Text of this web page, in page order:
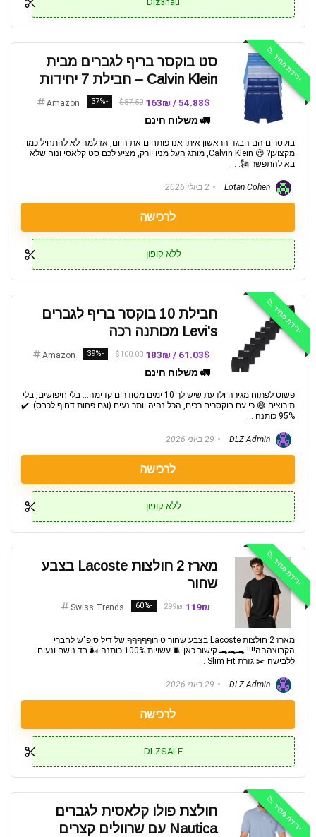
ירידת מחיר 📉
סט בוקסר בריף לגברים מבית
Calvin Klein – חבילת 7 יחידות
54.88$ / 163₪
$87.50
-37%
Amazon
🚛 משלוח חינם
בוקסרים הם הבגד הראשון איתו אנו פותחים את היום, אז למה לא להתחיל כמו
מקצוען? 😉 Calvin Klein, מותג העל מניו יורק, מציע לכם סט קלאסי ונוח שלא
בא להתפשר 🗽. ...
2 ביולי 2026
לרכישה
ללא קופון
ירידת מחיר 📉
חבילת 10 בוקסר בריף לגברים
Levi's מכותנה רכה
61.03$ / 183₪
$100.00
-39%
Amazon
🚛 משלוח חינם
פשוט לפתוח מגירה ולדעת שיש לך 10 ימים מסודרים קדימה... בלי חיפושים, בלי
תירוצים 😅 כי עם בוקסרים רכים, הכל נהיה יותר נעים (וגם פחות דחוף לכבס). ✔️
95% כותנה ...
29 ביוני 2026
לרכישה
ללא קופון
ירידת מחיר 📉
מארז 2 חולצות Lacoste בצבע
שחור
119₪
299₪
-60%
Swiss Trends
מארז 2 חולצות Lacoste בצבע שחור טירוףףףףף של דיל סופ"ש לחברי
הקבוצההה!!!! 🐊🐊🐊 קישור כאן 🧵 עשויות 100% כותנה 🌬️ בד נושם ונעים
ללבישה ✂️ גזרת Slim Fit ...
29 ביוני 2026
לרכישה
DLZSALE
ירידת מחיר 📉
חולצת פולו קלאסית לגברים
Nautica עם שרוולים קצרים